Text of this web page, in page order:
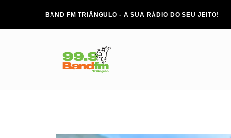
BAND FM TRIÂNGULO - A SUA RÁDIO DO SEU JEITO!